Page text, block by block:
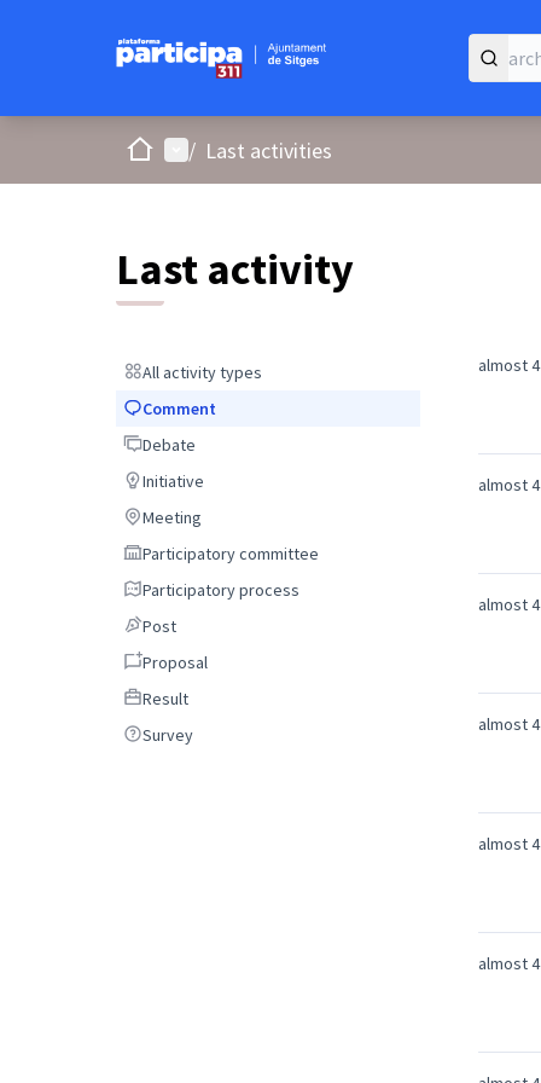
HomeMain menu
/ Last activities
Last activity
All activity types
All activity types
Comment
Comment
DebateDebate
Initiative
Initiative
Meeting
Meeting
Participatory committee
Participatory committee
Participatory process
Participatory process
PostPost
Proposal
Proposal
ResultResult
SurveySurvey
almost
almost
almost
almost
almost
almost